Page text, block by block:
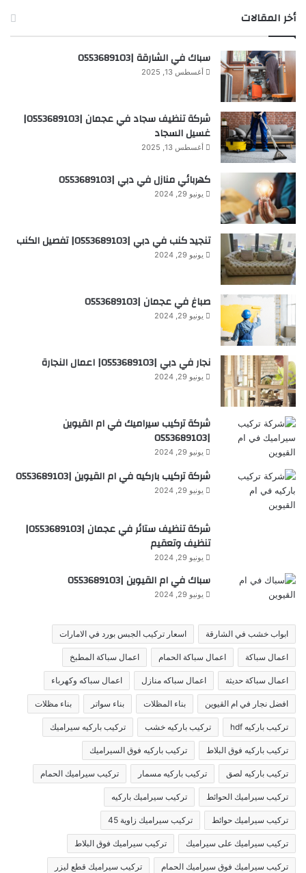
أخر المقالات
سباك في الشارقة |0553689103
أغسطس 13, 2025
شركة تنظيف سجاد في عجمان |0553689103|
غسيل السجاد
أغسطس 13, 2025
كهربائي منازل في دبي |0553689103
يونيو 29, 2024
تنجيد كنب في دبي |0553689103| تفصيل الكنب
يونيو 29, 2024
صباغ في عجمان |0553689103
يونيو 29, 2024
نجار في دبي |0553689103| اعمال النجارة
يونيو 29, 2024
شركة تركيب سيراميك في ام القيوين
|0553689103
يونيو 29, 2024
شركة تركيب باركيه في ام القيوين |0553689103
يونيو 29, 2024
شركة تنظيف ستائر في عجمان |0553689103|
تنظيف وتعقيم
يونيو 29, 2024
سباك في ام القيوين |0553689103
يونيو 29, 2024
ابواب خشب في الشارقة اسعار تركيب الجبس بورد في الامارات
اعمال سباكة اعمال سباكة الحمام اعمال سباكة المطبخ
اعمال سباكة حديثة اعمال سباكه منازل اعمال سباكه وكهرباء
افضل نجار في ام القيوين بناء المظلات بناء سواتر بناء مظلات
تركيب باركيه hdf تركيب باركيه خشب تركيب باركيه سيراميك
تركيب باركيه فوق البلاط تركيب باركيه فوق السيراميك
تركيب باركيه لصق تركيب باركيه مسمار تركيب سيراميك الحمام
تركيب سيراميك الحوائط تركيب سيراميك باركيه
تركيب سيراميك حوائط تركيب سيراميك زاوية 45
تركيب سيراميك على سيراميك تركيب سيراميك فوق البلاط
تركيب سيراميك فوق سيراميك الحمام تركيب سيراميك قطع ليزر